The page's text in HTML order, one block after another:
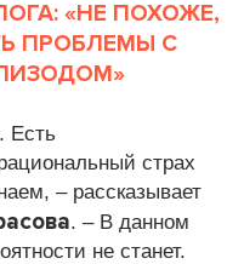
«НЕ ПОХОЖЕ,
ПРОБЛЕМЫ С
Есть
страх
– рассказывает
. – В данном
не станет.